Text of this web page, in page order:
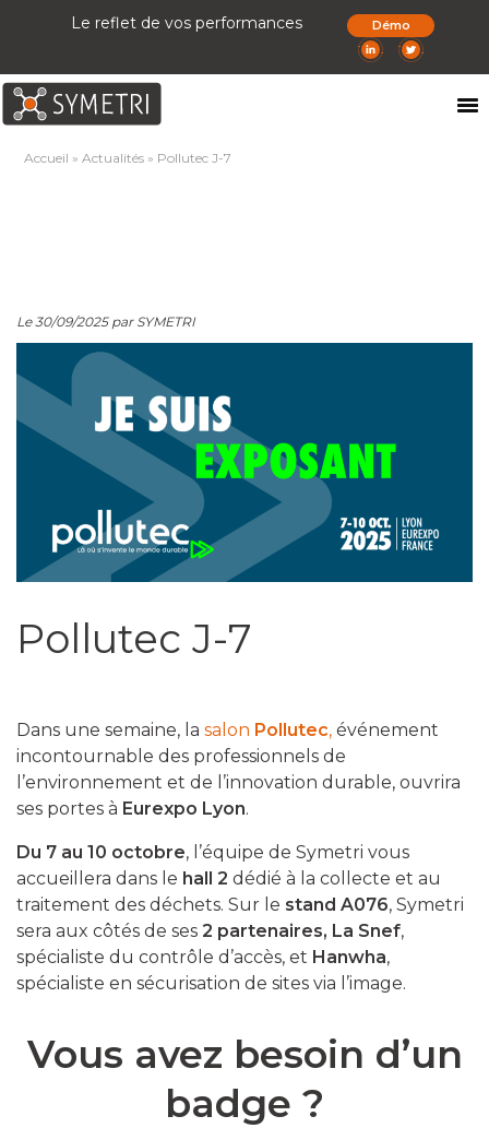
Le reflet de vos performances Démo
Accueil »Actualités » Pollutec J-7
Le 30/09/2025 par SYMETRI
Pollutec J-7
Dans une semaine, la salon Pollutec, événement
incontournable des professionnels de
l’environnement et de l’innovation durable, ouvrira
ses portes à Eurexpo Lyon.
Du 7 au 10 octobre, l’équipe de Symetri vous
accueillera dans le hall 2 dédié à la collecte et au
traitement des déchets. Sur le stand A076, Symetri
sera aux côtés de ses 2 partenaires, La Snef,
spécialiste du contrôle d’accès, et Hanwha,
spécialiste en sécurisation de sites via l’image.
Vous avez besoin d’un
badge ?